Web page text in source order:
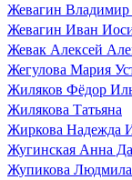
Жевагин
Жевагин Иван
Жевак Алексей
Жегулова Мария
Жиляков Фёдор
Жилякова Татьяна
Жиркова Надежда
Жугинская Анна
Жупикова